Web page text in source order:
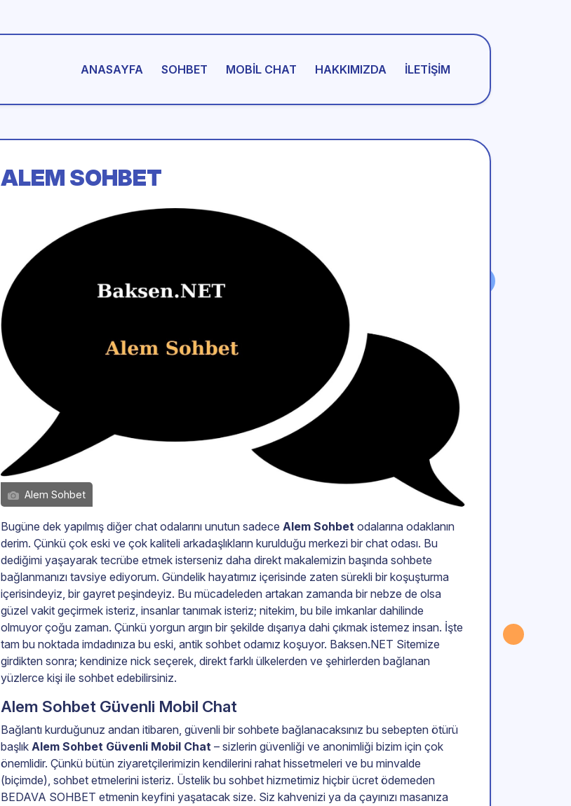
ANASAYFA SOHBET MOBIL CHAT HAKKIMIZDA İLETIŞIM
ALEM SOHBET
Alem Sohbet
Bugüne dek yapılmış diğer chat odalarını unutun sadece Alem Sohbet odalarına odaklanın
derim. Çünkü çok eski ve çok kaliteli arkadaşlıkların kurulduğu merkezi bir chat odası. Bu
dediğimi yaşayarak tecrübe etmek isterseniz daha direkt makalemizin başında sohbete
bağlanmanızı tavsiye ediyorum. Gündelik hayatımız içerisinde zaten sürekli bir koşuşturma
içerisindeyiz, bir gayret peşindeyiz. Bu mücadeleden artakan zamanda bir nebze de olsa
güzel vakit geçirmek isteriz, insanlar tanımak isteriz; nitekim, bu bile imkanlar dahilinde
olmuyor çoğu zaman. Çünkü yorgun argın bir şekilde dışarıya dahi çıkmak istemez insan. İşte
tam bu noktada imdadınıza bu eski, antik sohbet odamız koşuyor. Baksen.NET Sitemize
girdikten sonra; kendinize nick seçerek, direkt farklı ülkelerden ve şehirlerden bağlanan
yüzlerce kişi ile sohbet edebilirsiniz.
Alem Sohbet Güvenli Mobil Chat
Bağlantı kurduğunuz andan itibaren, güvenli bir sohbete bağlanacaksınız bu sebepten ötürü
başlık Alem Sohbet Güvenli Mobil Chat – sizlerin güvenliği ve anonimliği bizim için çok
önemlidir. Çünkü bütün ziyaretçilerimizin kendilerini rahat hissetmeleri ve bu minvalde
(biçimde), sohbet etmelerini isteriz. Üstelik bu sohbet hizmetimiz hiçbir ücret ödemeden
BEDAVA SOHBET etmenin keyfini yaşatacak size. Siz kahvenizi ya da çayınızı masanıza